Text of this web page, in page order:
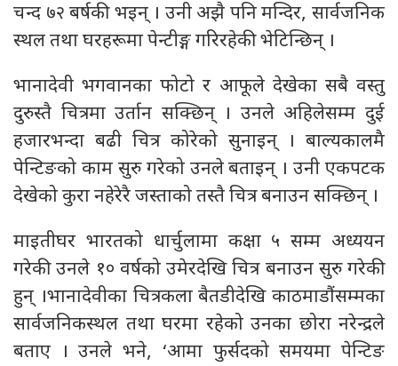
चन्द ७२ बर्षकी भइन् । उनी अझै पनि मन्दिर, सार्वजनिक
स्थल तथा घरहरूमा पेन्टीङ्ग गरिरहेकी भेटिन्छिन् ।
भानादेवी भगवानका फोटो र आफूले देखेका सबै वस्तु
दुरुस्तै चित्रमा उर्तान सक्छिन् । उनले अहिलेसम्म दुई
हजारभन्दा बढी चित्र कोरेको सुनाइन् । बाल्यकालमै
पेन्टिङको काम सुरु गरेको उनले बताइन् । उनी एकपटक
देखेको कुरा नहेरेरै जस्ताको तस्तै चित्र बनाउन सक्छिन् ।
माइतीघर भारतको धार्चुलामा कक्षा ५ सम्म अध्ययन
गरेकी उनले १० वर्षको उमेरदेखि चित्र बनाउन सुरु गरेकी
हुन् ।भानादेवीका चित्रकला बैतडीदेखि काठमाडौंसम्मका
सार्वजनिकस्थल तथा घरमा रहेको उनका छोरा नरेन्द्रले
बताए । उनले भने, ‘आमा फुर्सदको समयमा पेन्टिङ